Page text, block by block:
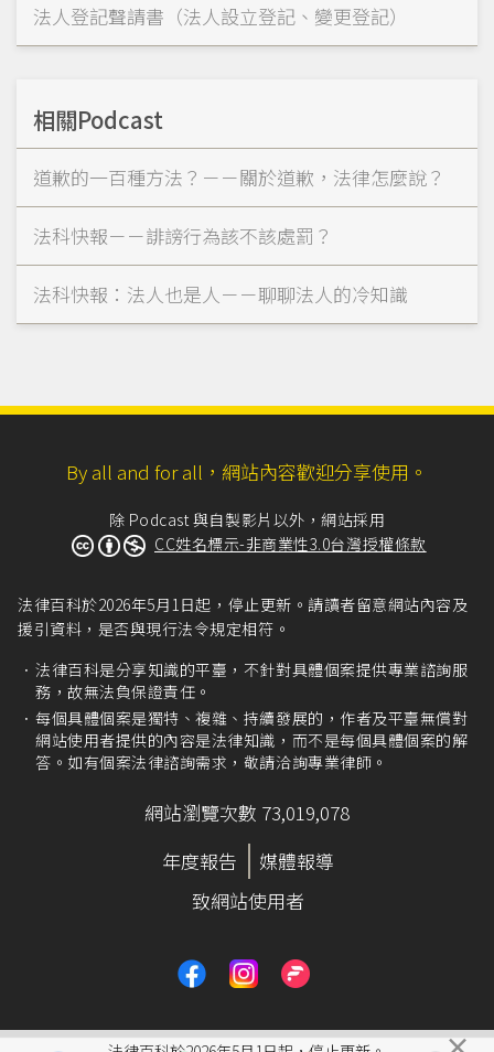
法人登記聲請書（法人設立登記、變更登記）
相關Podcast
道歉的一百種方法？－－關於道歉，法律怎麼說？
法科快報－－誹謗行為該不該處罰？
法科快報：法人也是人－－聊聊法人的冷知識
By all and for all，網站內容歡迎分享使用。
除 Podcast 與自製影片以外，網站採用
CC姓名標示-非商業性3.0台灣授權條款
法律百科於2026年5月1日起，停止更新。請讀者留意網站內容及
援引資料，是否與現行法令規定相符。
法律百科是分享知識的平臺，不針對具體個案提供專業諮詢服
務，故無法負保證責任。
每個具體個案是獨特、複雜、持續發展的，作者及平臺無償對
網站使用者提供的內容是法律知識，而不是每個具體個案的解
答。如有個案法律諮詢需求，敬請洽詢專業律師。
網站瀏覽次數 73,019,078
年度報告
媒體報導
致網站使用者